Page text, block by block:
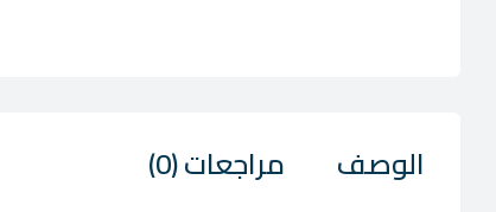
الوصف مراجعات (0)